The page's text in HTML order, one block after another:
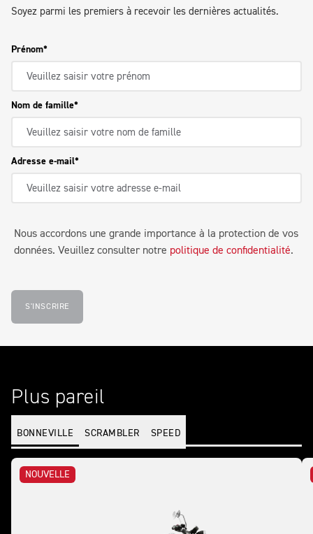
Soyez parmi les premiers à recevoir les dernières actualités.
Prénom
Nom de famille
Adresse e-mail
Nous accordons une grande importance à la protection de vos
données. Veuillez consulter notre politique de confidentialité.
S'INSCRIRE
Plus pareil
BONNEVILLE SCRAMBLER SPEED
NOUVELLE